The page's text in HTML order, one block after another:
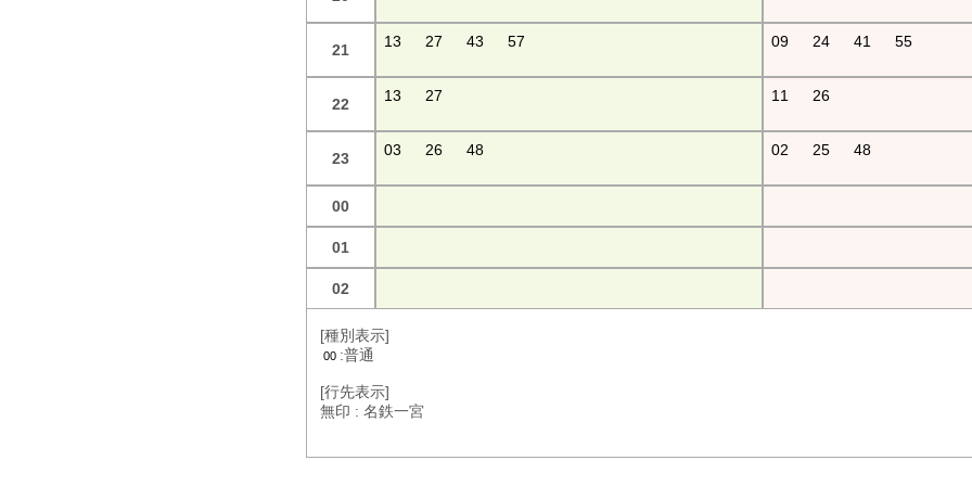
21 13 27 43 57 09 24 41 55
22 13 27 11 26
23 03 26 48 02 25 48
00
01
02
[種別表示]
00 :普通
[行先表示]
無印 : 名鉄一宮